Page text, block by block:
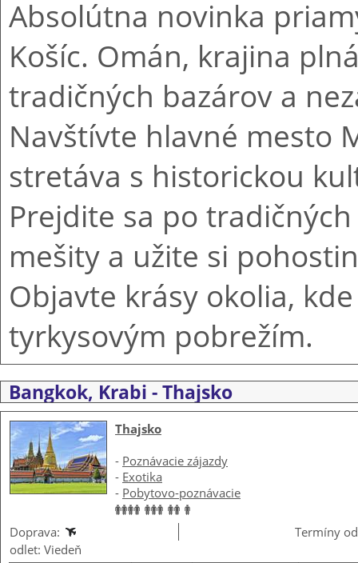
Absolútna novinka
Košíc. Omán, krajina
tradičných bazárov a
Navštívte hlavné mesto
stretáva s historickou
Prejdite sa po
mešity a užite si
Objavte krásy okolia,
tyrkysovým pobrežím.
Bangkok, Krabi - Thajsko
Thajsko
- Poznávacie zájazdy
- Exotika
- Pobytovo-poznávacie
Doprava:
Termíny
odlet: Viedeň